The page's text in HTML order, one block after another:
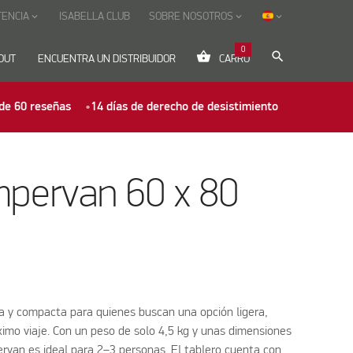
ENCUENTRA UN DISTRIBUIDOR shopping_basket CARRO
0
search
keyboard_arrow_down ISABELLA CLUB SOBRE NOSOTROS keyboard_arrow_down keyboard_arrow_down
60 reseñas 14 días de derecho de desistimiento
60 x 80
y compacta para quienes buscan una opción ligera,
viaje. Con un peso de solo 4,5 kg y unas dimensiones
es ideal para 2–3 personas. El tablero cuenta con